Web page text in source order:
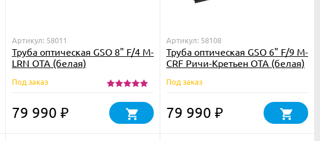
Артикул: 58011
Труба оптическая GSO 8" F/4 M-
LRN OTA (белая)
Под заказ
79 990 ₽
Артикул: 58108
Труба оптическая GSO 6" F/9 M-
CRF Ричи-Кретьен OTA (белая)
Под заказ
79 990 ₽